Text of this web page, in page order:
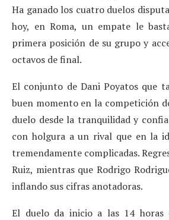
Ha ganado los cuatro duelos
hoy, en Roma, un empate le
primera posición de su grupo y
octavos de final.
El conjunto de Dani Poyatos que
buen momento en la competición
duelo desde la tranquilidad y
con holgura a un rival que en la
tremendamente complicadas.
Ruiz, mientras que Rodrigo
inflando sus cifras anotadoras.
El duelo da inicio a las 14